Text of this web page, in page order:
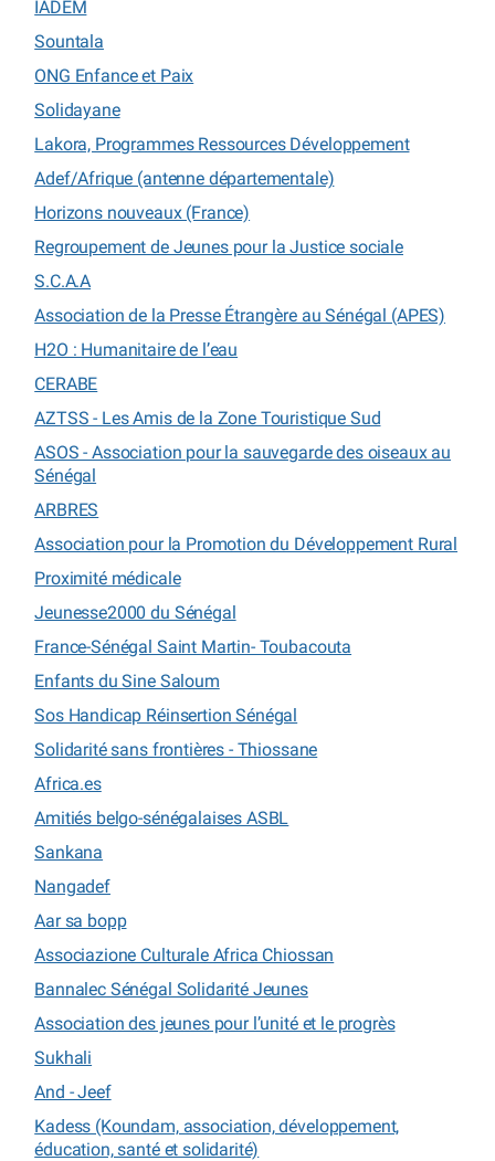
IADEM
Sountala
ONG Enfance et Paix
Solidayane
Lakora, Programmes Ressources Développement
Adef/Afrique (antenne départementale)
Horizons nouveaux (France)
Regroupement de Jeunes pour la Justice sociale
S.C.A.A
Association de la Presse Étrangère au Sénégal (APES)
H2O : Humanitaire de l’eau
CERABE
AZTSS - Les Amis de la Zone Touristique Sud
ASOS - Association pour la sauvegarde des oiseaux au
Sénégal
ARBRES
Association pour la Promotion du Développement Rural
Proximité médicale
Jeunesse2000 du Sénégal
France-Sénégal Saint Martin- Toubacouta
Enfants du Sine Saloum
Sos Handicap Réinsertion Sénégal
Solidarité sans frontières - Thiossane
Africa.es
Amitiés belgo-sénégalaises ASBL
Sankana
Nangadef
Aar sa bopp
Associazione Culturale Africa Chiossan
Bannalec Sénégal Solidarité Jeunes
Association des jeunes pour l’unité et le progrès
Sukhali
And - Jeef
Kadess (Koundam, association, développement,
éducation, santé et solidarité)